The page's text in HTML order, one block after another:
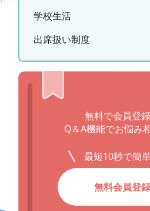
学校生活
出席扱い制度
無料で会員登
Q＆A機能でお悩み
最短10秒で簡
無料会員登